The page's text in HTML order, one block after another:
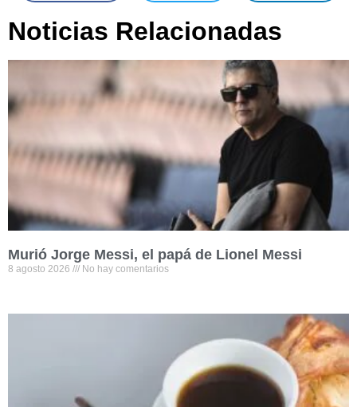
Noticias Relacionadas
Murió Jorge Messi, el papá de Lionel Messi
8 agosto 2026 No hay comentarios